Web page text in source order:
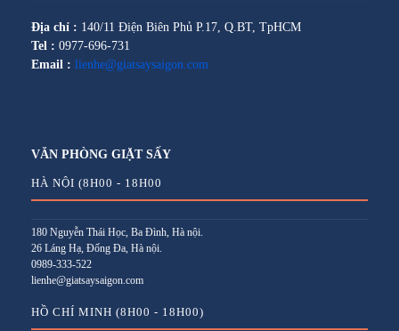
Địa chỉ : 140/11 Điện Biên Phủ P.17, Q.BT, TpHCM
Tel : 0977-696-731
Email : lienhe@giatsaysaigon.com
VĂN PHÒNG GIẶT SẤY
HÀ NỘI (8H00 - 18H00
180 Nguyễn Thái Học, Ba Đình, Hà nội.
26 Láng Hạ, Đống Đa, Hà nội.
0989-333-522
lienhe@giatsaysaigon.com
HỒ CHÍ MINH (8H00 - 18H00)